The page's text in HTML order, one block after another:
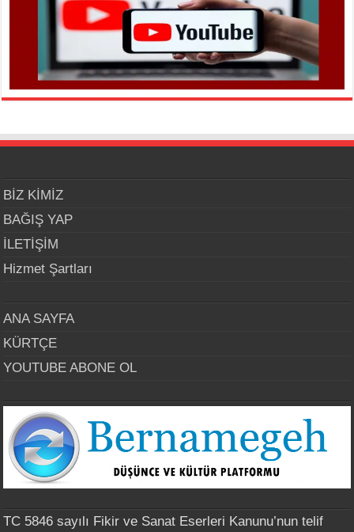
BİZ KİMİZ
BAĞIŞ YAP
İLETİŞİM
Hizmet Şartları
ANA SAYFA
KÜRTÇE
YOUTUBE ABONE OL
TC 5846 sayılı Fikir ve Sanat Eserleri Kanunu’nun telif